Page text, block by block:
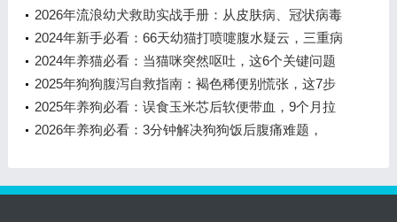
必须就医的信号
2026年流浪幼犬救助实战手册：从皮肤病、冠状病毒
到终身健康，一文解决90%新手
2024年新手必看：66天幼猫打喷嚏腹水疑云，三重病
毒感染如何科学应对
2024年养猫必看：当猫咪突然呕吐，这6个关键问题
能救它一命
2025年狗狗腹泻自救指南：褐色稀便别慌张，这7步
处理法能救急
2025年养狗必看：误食玉米芯后软便带血，9个月拉
布拉多的14天康复全记录
2026年养狗必看：3分钟解决狗狗饭后腹痛难题，